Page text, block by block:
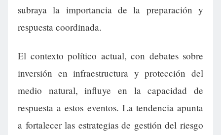
subraya la importancia de la preparación y
respuesta coordinada.
El contexto político actual, con debates sobre
inversión en infraestructura y protección del
medio natural, influye en la capacidad de
respuesta a estos eventos. La tendencia apunta
a fortalecer las estrategias de gestión del riesgo